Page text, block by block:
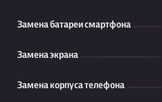
Замена батареи смартфона
Замена экрана
Замена корпуса телефона